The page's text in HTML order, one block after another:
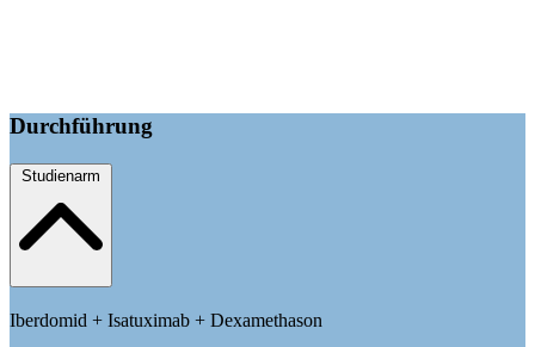
Durchführung
Iberdomid + Isatuximab + Dexamethason